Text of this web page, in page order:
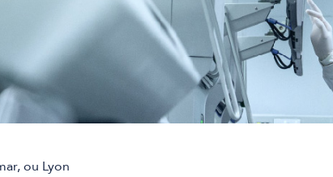
ou Lyon